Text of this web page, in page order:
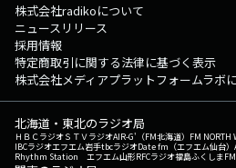
株式会社radikoについて
ニュースリリース
採用情報
特定商取引に関する法律に基づく表示
株式会社メディアプラットフォームラボ
北海道・東北のラジオ局
ＨＢＣラジオＳＴＶラジオAIR-G'（FM北海道） FM NORTH
IBCラジオエフエム岩手tbcラジオDate fm（エフエム仙台）
Rhythm Station エフエム山形RFCラジオ福島ふくしまFM